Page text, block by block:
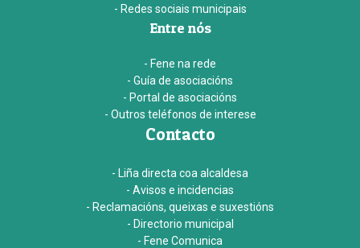
- Redes sociais municipais
Entre nós
- Fene na rede
- Guía de asociacións
- Portal de asociacións
- Outros teléfonos de interese
Contacto
- Liña directa coa alcaldesa
- Avisos e incidencias
- Reclamacións, queixas e suxestións
- Directorio municipal
- Fene Comunica